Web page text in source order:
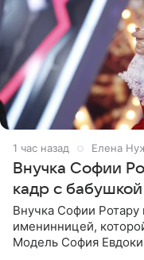
1 час назад Елена
Внучка Софии
кадр с
Внучка Софии Ротару
именинницей,
Модель София